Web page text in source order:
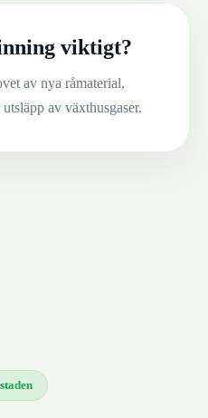
viktigt?
av nya råmaterial,
av växthusgaser.